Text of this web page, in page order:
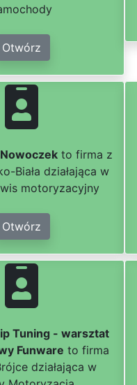
Otwórz
to firma z
Biała działająca w
motoryzacyjny
Otwórz
Tuning - warsztat
Funware to firma
działająca w